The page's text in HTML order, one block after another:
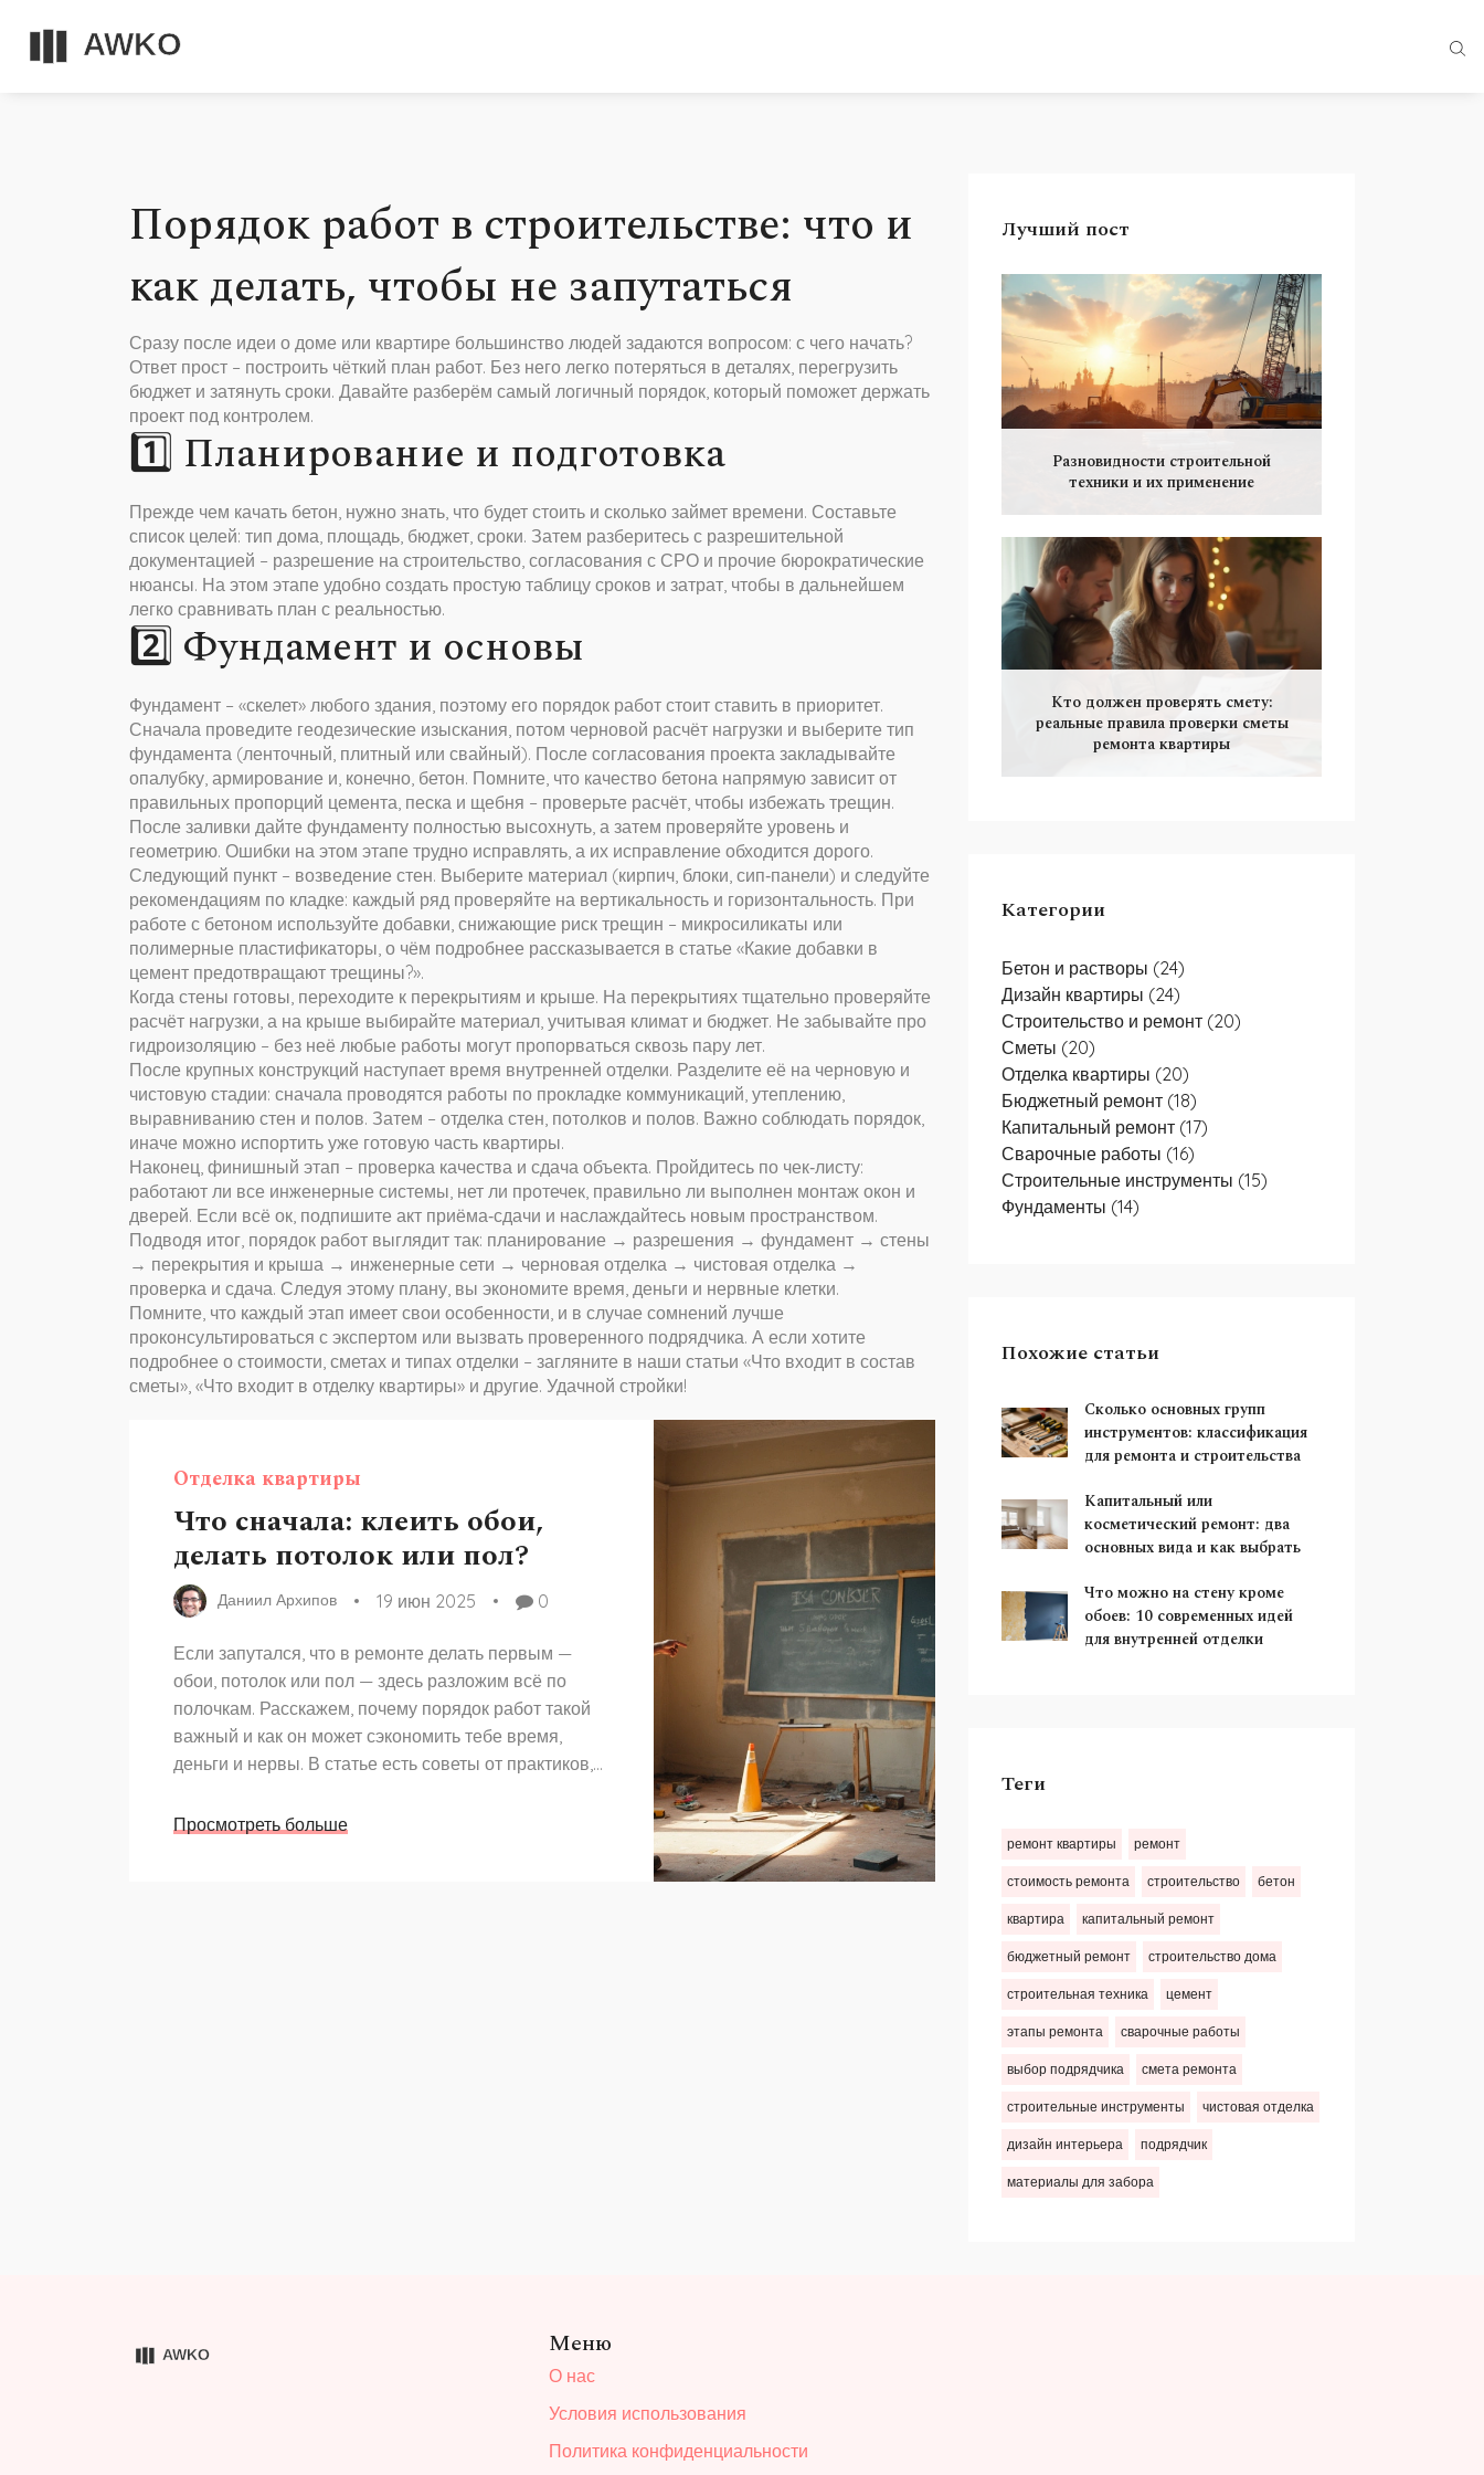
Порядок работ в строительстве: что и
как делать, чтобы не запутаться
Сразу после идеи о доме или квартире большинство людей задаются вопросом: с чего начать?
Ответ прост – построить чёткий план работ. Без него легко потеряться в деталях, перегрузить
бюджет и затянуть сроки. Давайте разберём самый логичный порядок, который поможет держать
проект под контролем.
1️⃣ Планирование и подготовка
Прежде чем качать бетон, нужно знать, что будет стоить и сколько займет времени. Составьте
список целей: тип дома, площадь, бюджет, сроки. Затем разберитесь с разрешительной
документацией – разрешение на строительство, согласования с СРО и прочие бюрократические
нюансы. На этом этапе удобно создать простую таблицу сроков и затрат, чтобы в дальнейшем
легко сравнивать план с реальностью.
2️⃣ Фундамент и основы
Фундамент – «скелет» любого здания, поэтому его порядок работ стоит ставить в приоритет.
Сначала проведите геодезические изыскания, потом черновой расчёт нагрузки и выберите тип
фундамента (ленточный, плитный или свайный). После согласования проекта закладывайте
опалубку, армирование и, конечно, бетон. Помните, что качество бетона напрямую зависит от
правильных пропорций цемента, песка и щебня – проверьте расчёт, чтобы избежать трещин.
После заливки дайте фундаменту полностью высохнуть, а затем проверяйте уровень и
геометрию. Ошибки на этом этапе трудно исправлять, а их исправление обходится дорого.
Следующий пункт – возведение стен. Выберите материал (кирпич, блоки, сип‑панели) и следуйте
рекомендациям по кладке: каждый ряд проверяйте на вертикальность и горизонтальность. При
работе с бетоном используйте добавки, снижающие риск трещин – микросиликаты или
полимерные пластификаторы, о чём подробнее рассказывается в статье «Какие добавки в
цемент предотвращают трещины?».
Когда стены готовы, переходите к перекрытиям и крыше. На перекрытиях тщательно проверяйте
расчёт нагрузки, а на крыше выбирайте материал, учитывая климат и бюджет. Не забывайте про
гидроизоляцию – без неё любые работы могут пропорваться сквозь пару лет.
После крупных конструкций наступает время внутренней отделки. Разделите её на черновую и
чистовую стадии: сначала проводятся работы по прокладке коммуникаций, утеплению,
выравниванию стен и полов. Затем – отделка стен, потолков и полов. Важно соблюдать порядок,
иначе можно испортить уже готовую часть квартиры.
Наконец, финишный этап – проверка качества и сдача объекта. Пройдитесь по чек‑листу:
работают ли все инженерные системы, нет ли протечек, правильно ли выполнен монтаж окон и
дверей. Если всё ок, подпишите акт приёма‑сдачи и наслаждайтесь новым пространством.
Подводя итог, порядок работ выглядит так: планирование → разрешения → фундамент → стены
→ перекрытия и крыша → инженерные сети → черновая отделка → чистовая отделка →
проверка и сдача. Следуя этому плану, вы экономите время, деньги и нервные клетки.
Помните, что каждый этап имеет свои особенности, и в случае сомнений лучше
проконсультироваться с экспертом или вызвать проверенного подрядчика. А если хотите
подробнее о стоимости, сметах и типах отделки – загляните в наши статьи «Что входит в состав
сметы», «Что входит в отделку квартиры» и другие. Удачной стройки!
Отделка квартиры
Что сначала: клеить обои,
делать потолок или пол?
Даниил Архипов 19 июн 2025 0
Если запутался, что в ремонте делать первым —
обои, потолок или пол — здесь разложим всё по
полочкам. Расскажем, почему порядок работ такой
важный и как он может сэкономить тебе время,
деньги и нервы. В статье есть советы от практиков,
строители. Узнаешь, как избежать неожиданных
Просмотреть больше
Лучший пост
Разновидности строительной
техники и их применение
Кто должен проверять смету:
реальные правила проверки сметы
ремонта квартиры
Категории
Бетон и растворы (24)
Дизайн квартиры (24)
Строительство и ремонт (20)
Сметы (20)
Отделка квартиры (20)
Бюджетный ремонт (18)
Капитальный ремонт (17)
Сварочные работы (16)
Строительные инструменты (15)
Фундаменты (14)
Похожие статьи
Сколько основных групп
инструментов: классификация
для ремонта и строительства
Капитальный или
косметический ремонт: два
основных вида и как выбрать
Что можно на стену кроме
обоев: 10 современных идей
для внутренней отделки
Теги
ремонт квартиры ремонт
стоимость ремонта строительство бетон
квартира капитальный ремонт
бюджетный ремонт строительство дома
строительная техника цемент
этапы ремонта сварочные работы
выбор подрядчика смета ремонта
строительные инструменты чистовая отделка
дизайн интерьера подрядчик
материалы для забора
Меню
О нас
Условия использования
Политика конфиденциальности